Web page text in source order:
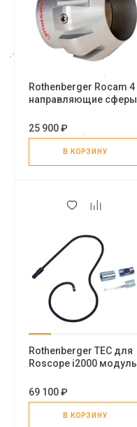
Rothenberger Rocam 4
направляющие сферы
25 900 ₽
В КОРЗИНУ
Rothenberger TEC для
Roscope i2000 модуль
69 100 ₽
В КОРЗИНУ